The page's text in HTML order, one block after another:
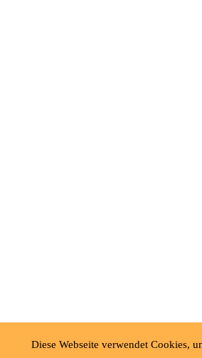
Diese Webseite verwendet Cookies,